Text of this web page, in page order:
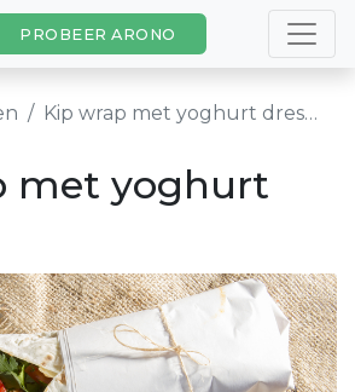
PROBEER ARONO
Kip wrap met yoghurt dressing
met yoghurt